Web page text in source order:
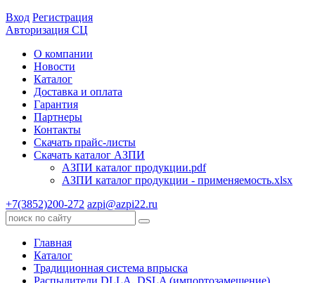
Вход Регистрация
Авторизация СЦ
О компании
Новости
Каталог
Доставка и оплата
Гарантия
Партнеры
Контакты
Скачать прайс-листы
Скачать каталог АЗПИ
АЗПИ каталог продукции.pdf
АЗПИ каталог продукции - применяемость.xlsx
+7(3852)200-272 azpi@azpi22.ru
Главная
Каталог
Традиционная система впрыска
Распылители DLLA, DSLA (импортозамещение)